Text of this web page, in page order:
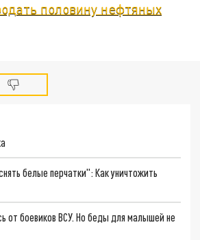
половину нефтяных
белые перчатки": Как уничтожить
от боевиков ВСУ. Но беды для малышей не